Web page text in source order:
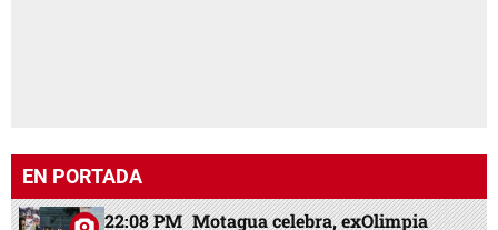
EN PORTADA
22:08 PM Motagua celebra, exOlimpia